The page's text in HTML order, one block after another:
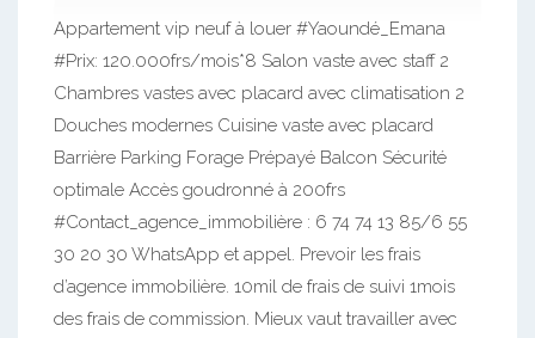
Appartement vip neuf à louer #Yaoundé_Emana
#Prix: 120.000frs/mois*8 Salon vaste avec staff 2
Chambres vastes avec placard avec climatisation 2
Douches modernes Cuisine vaste avec placard
Barrière Parking Forage Prépayé Balcon Sécurité
optimale Accès goudronné à 200frs
#Contact_agence_immobilière : 6 74 74 13 85/6 55
30 20 30 WhatsApp et appel. Prevoir les frais
d’agence immobilière. 10mil de frais de suivi 1mois
des frais de commission. Mieux vaut travailler avec